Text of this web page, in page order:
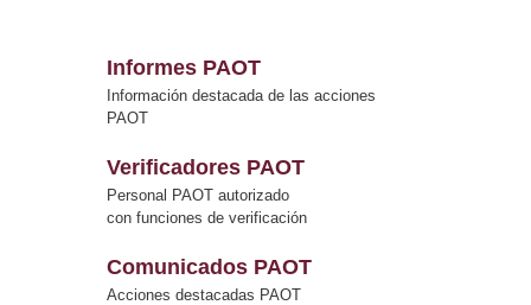
Informes PAOT
Información destacada de las acciones
PAOT
Verificadores PAOT
Personal PAOT autorizado
con funciones de verificación
Comunicados PAOT
Acciones destacadas PAOT